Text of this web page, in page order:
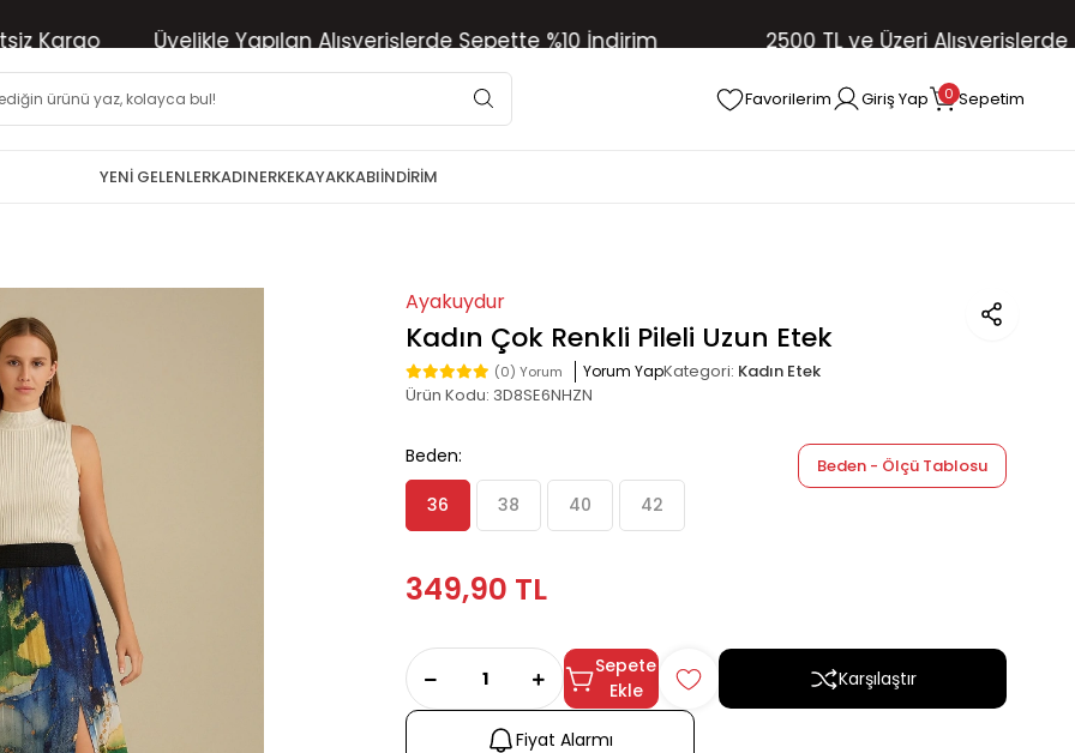
Üyelikle Yapılan Alışverişlerde Sepette %10 İndirim 2500 TL ve Üzeri Alışverişlerde
Favorilerim Giriş Yap 0 Sepetim
YENİ GELENLERKADINERKEKAYAKKABIİNDİRİM
Ayakuydur
Kadın Çok Renkli Pileli Uzun Etek
(0) Yorum Yorum YapKategori: Kadın Etek
Ürün Kodu: 3D8SE6NHZN
Beden:
36 38 40 42
Beden - Ölçü Tablosu
349,90 TL
Sepete
Ekle
Karşılaştır
Fiyat Alarmı